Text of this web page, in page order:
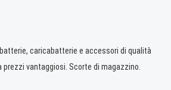
caricabatterie e accessori di qualità
vantaggiosi. Scorte di magazzino.